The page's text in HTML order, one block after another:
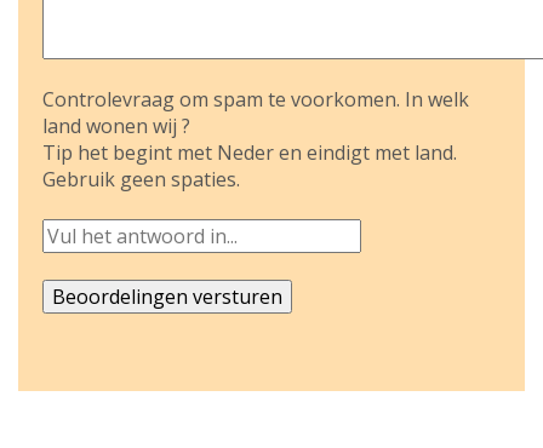
Controlevraag om spam te voorkomen. In welk
land wonen wij ?
Tip het begint met Neder en eindigt met land.
Gebruik geen spaties.